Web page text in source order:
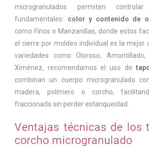
microgranulados permiten
fundamentales: color y contenido de
como Finos o Manzanillas, donde estos
el cierre por moldeo individual es la mejor
variedades como Oloroso,
Ximénez, recomendamos el uso de
combinan un cuerpo microgranulado
madera, polímero o corcho,
fraccionado sin perder estanqueidad.
Ventajas técnicas de los
corcho microgranulado